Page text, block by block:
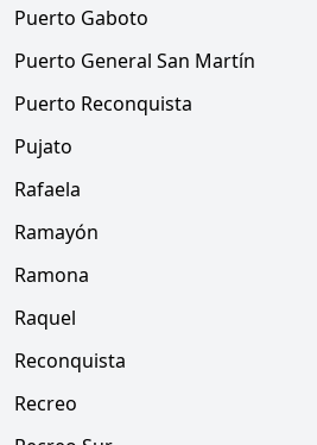
Puerto Gaboto
Puerto General San Martín
Puerto Reconquista
Pujato
Rafaela
Ramayón
Ramona
Raquel
Reconquista
Recreo